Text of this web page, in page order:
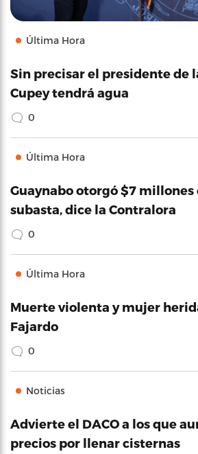
Última Hora
Sin precisar el presidente de
Cupey tendrá agua
0
Última Hora
Guaynabo otorgó $7
subasta, dice la Contralora
0
Última Hora
Muerte violenta y mujer
Fajardo
0
Noticias
Advierte el DACO a los que
precios por llenar cisternas